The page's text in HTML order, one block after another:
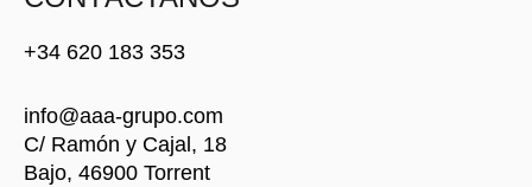
+34 620 183 353
info@aaa-grupo.com
C/ Ramón y Cajal, 18
Bajo, 46900 Torrent